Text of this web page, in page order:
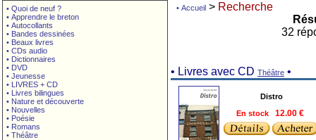
• Quoi de neuf ?
• Apprendre le breton
• Autocollants
• Bandes dessinées
• Beaux livres
• CDs audio
• Dictionnaires
• DVD
• Jeunesse
• LIVRES + CD
• Livres bilingues
• Nature et découverte
• Nouvelles
• Poésie
• Romans
• Théâtre
• Accueil > Recherche
32
• Livres avec CD Théâtre •
Distro
En stock
12.00 €